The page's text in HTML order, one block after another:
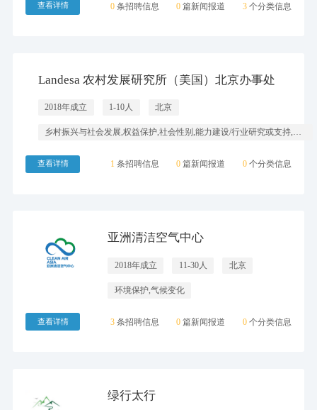
0 条招聘信息 0 篇新闻报道 3 个分类信息
查看详情
Landesa 农村发展研究所（美国）北京办事处
2018年成立 1-10人 北京
乡村振兴与社会发展,权益保护,社会性别,能力建设/行业研究或支持,气候变化
1 条招聘信息 0 篇新闻报道 0 个分类信息
查看详情
亚洲清洁空气中心
2018年成立 11-30人 北京
环境保护,气候变化
3 条招聘信息 0 篇新闻报道 0 个分类信息
查看详情
绿行太行